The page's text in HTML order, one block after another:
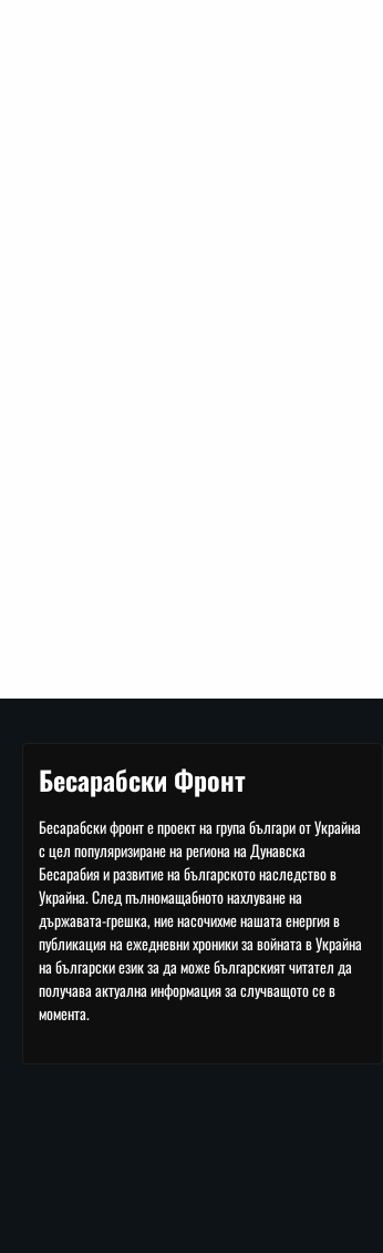
Бесарабски Фронт
Бесарабски фронт е проект на група българи от Украйна
с цел популяризиране на региона на Дунавска
Бесарабия и развитие на българското наследство в
Украйна. След пълномащабното нахлуване на
държавата-грешка, ние насочихме нашата енергия в
публикация на ежедневни хроники за войната в Украйна
на български език за да може българският читател да
получава актуална информация за случващото се в
момента.